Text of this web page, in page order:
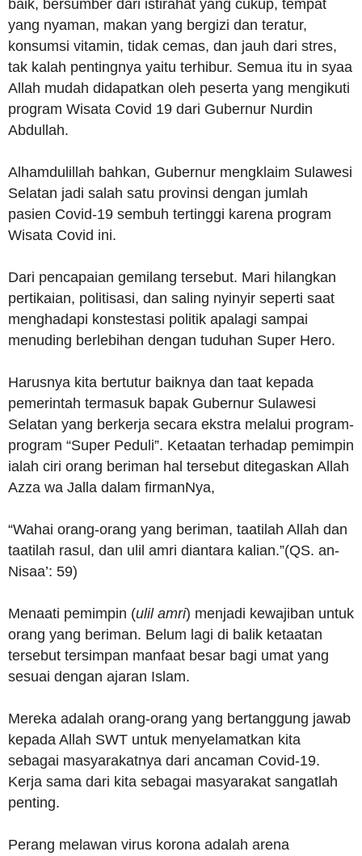
baik, bersumber dari istirahat yang cukup, tempat
yang nyaman, makan yang bergizi dan teratur,
konsumsi vitamin, tidak cemas, dan jauh dari stres,
tak kalah pentingnya yaitu terhibur. Semua itu in syaa
Allah mudah didapatkan oleh peserta yang mengikuti
program Wisata Covid 19 dari Gubernur Nurdin
Abdullah.
Alhamdulillah bahkan, Gubernur mengklaim Sulawesi
Selatan jadi salah satu provinsi dengan jumlah
pasien Covid-19 sembuh tertinggi karena program
Wisata Covid ini.
Dari pencapaian gemilang tersebut. Mari hilangkan
pertikaian, politisasi, dan saling nyinyir seperti saat
menghadapi konstestasi politik apalagi sampai
menuding berlebihan dengan tuduhan Super Hero.
Harusnya kita bertutur baiknya dan taat kepada
pemerintah termasuk bapak Gubernur Sulawesi
Selatan yang berkerja secara ekstra melalui program-
program “Super Peduli”. Ketaatan terhadap pemimpin
ialah ciri orang beriman hal tersebut ditegaskan Allah
Azza wa Jalla dalam firmanNya,
“Wahai orang-orang yang beriman, taatilah Allah dan
taatilah rasul, dan ulil amri diantara kalian.”(QS. an-
Nisaa’: 59)
Menaati pemimpin (ulil amri) menjadi kewajiban untuk
orang yang beriman. Belum lagi di balik ketaatan
tersebut tersimpan manfaat besar bagi umat yang
sesuai dengan ajaran Islam.
Mereka adalah orang-orang yang bertanggung jawab
kepada Allah SWT untuk menyelamatkan kita
sebagai masyarakatnya dari ancaman Covid-19.
Kerja sama dari kita sebagai masyarakat sangatlah
penting.
Perang melawan virus korona adalah arena